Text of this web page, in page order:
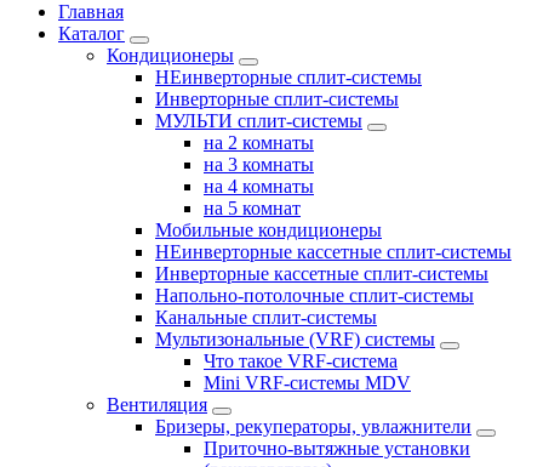
Главная
Каталог
Кондиционеры
НЕинверторные сплит-системы
Инверторные сплит-системы
МУЛЬТИ сплит-системы
на 2 комнаты
на 3 комнаты
на 4 комнаты
на 5 комнат
Мобильные кондиционеры
НЕинверторные кассетные сплит-системы
Инверторные кассетные сплит-системы
Напольно-потолочные сплит-системы
Канальные сплит-системы
Мультизональные (VRF) системы
Что такое VRF-система
Mini VRF-системы MDV
Вентиляция
Бризеры, рекуператоры, увлажнители
Приточно-вытяжные установки